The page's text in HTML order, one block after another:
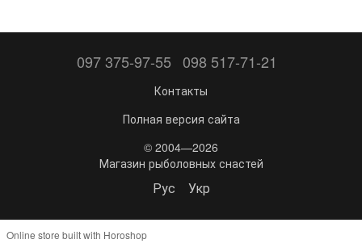
097 375-97-55 098 517-71-21
Контакты
Полная версия сайта
© 2004—2026
Магазин рыболовных снастей
Рус Укр
Online store built with Horoshop